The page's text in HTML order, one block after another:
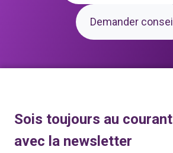
Demander conseil
Sois toujours au courant
avec la newsletter